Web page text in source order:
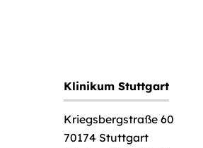
Klinikum Stuttgart
Kriegsbergstraße 60
70174 Stuttgart